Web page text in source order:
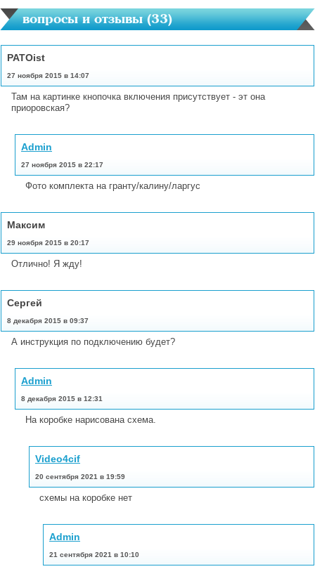
вопросы и отзывы (33)
PATOist
27 ноября 2015 в 14:07
Там на картинке кнопочка включения присутствует - эт она
приоровская?
Admin
27 ноября 2015 в 22:17
Фото комплекта на гранту/калину/ларгус
Максим
29 ноября 2015 в 20:17
Отлично! Я жду!
Сергей
8 декабря 2015 в 09:37
А инструкция по подключению будет?
Admin
8 декабря 2015 в 12:31
На коробке нарисована схема.
Video4cif
20 сентября 2021 в 19:59
схемы на коробке нет
Admin
21 сентября 2021 в 10:10